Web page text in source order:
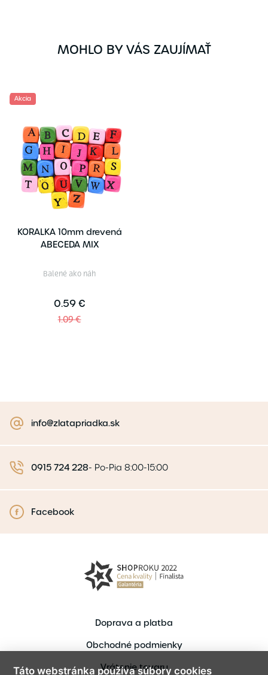
MOHLO BY VÁS ZAUJÍMAŤ
Akcia
KORALKA 10mm drevená
ABECEDA MIX
Balené ako náh
0.59 €
1.09 €
info@zlatapriadka.sk
0915 724 228- Po-Pia 8:00-15:00
Facebook
Doprava a platba
Obchodné podmienky
Vrátenie tovaru
Táto webstránka používa súbory cookies